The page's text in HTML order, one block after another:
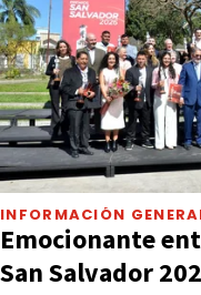
INFORMACIÓN
Emocionante
San Salvador